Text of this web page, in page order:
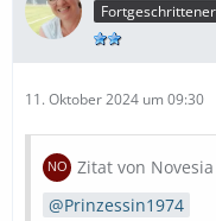
Fortgeschrittener
11. Oktober 2024 um 09:30
Zitat von Novesia
Prinzessin1974